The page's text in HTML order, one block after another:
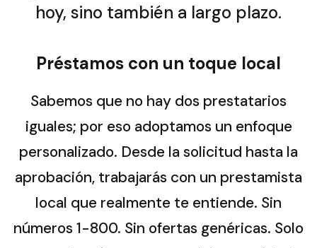
hoy, sino también a largo plazo.
Préstamos con un toque local
Sabemos que no hay dos prestatarios
iguales; por eso adoptamos un enfoque
personalizado. Desde la solicitud hasta la
aprobación, trabajarás con un prestamista
local que realmente te entiende. Sin
números 1-800. Sin ofertas genéricas. Solo